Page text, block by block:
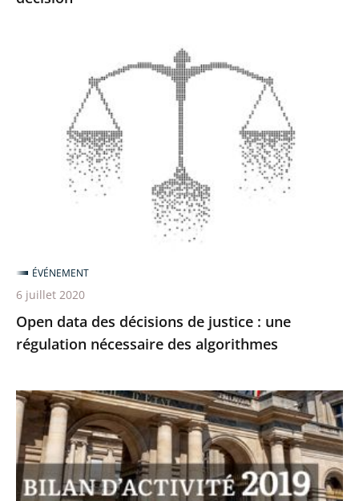
décisions
des
algorithmes
Open data des décisions de justice : une
régulation nécessaire des algorithmes
ÉVÉNEMENT
6 juillet 2020
Bilan
de
l’activité
2019
et